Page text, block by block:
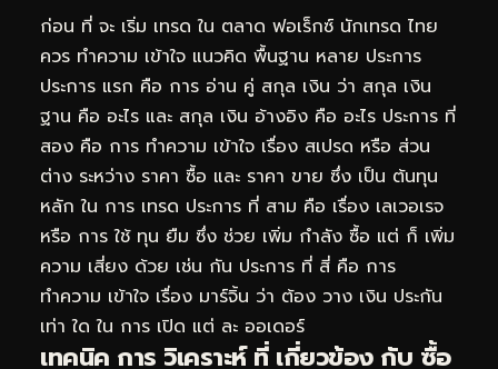
ก่อน ที่ จะ เริ่ม เทรด ใน ตลาด ฟอเร็กซ์ นักเทรด ไทย
ควร ทำความ เข้าใจ แนวคิด พื้นฐาน หลาย ประการ
ประการ แรก คือ การ อ่าน คู่ สกุล เงิน ว่า สกุล เงิน
ฐาน คือ อะไร และ สกุล เงิน อ้างอิง คือ อะไร ประการ ที่
สอง คือ การ ทำความ เข้าใจ เรื่อง สเปรด หรือ ส่วน
ต่าง ระหว่าง ราคา ซื้อ และ ราคา ขาย ซึ่ง เป็น ต้นทุน
หลัก ใน การ เทรด ประการ ที่ สาม คือ เรื่อง เลเวอเรจ
หรือ การ ใช้ ทุน ยืม ซึ่ง ช่วย เพิ่ม กำลัง ซื้อ แต่ ก็ เพิ่ม
ความ เสี่ยง ด้วย เช่น กัน ประการ ที่ สี่ คือ การ
ทำความ เข้าใจ เรื่อง มาร์จิ้น ว่า ต้อง วาง เงิน ประกัน
เท่า ใด ใน การ เปิด แต่ ละ ออเดอร์
เทคนิค การ วิเคราะห์ ที่ เกี่ยวข้อง กับ ซื้อ